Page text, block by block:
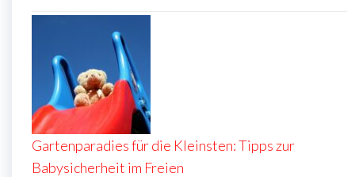
Gartenparadies für die Kleinsten: Tipps zur
Babysicherheit im Freien